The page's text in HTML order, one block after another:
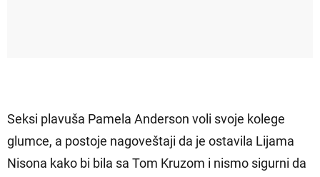
Seksi plavuša Pamela Anderson voli svoje kolege
glumce, a postoje nagoveštaji da je ostavila Lijama
Nisona kako bi bila sa Tom Kruzom i nismo sigurni da